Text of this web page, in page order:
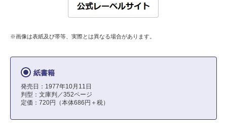
※画像は表紙及び帯等、実際とは異なる場合があります。
紙書籍
発売日：1977年10月11日
判型：文庫判／352ページ
定価：720円（本体686円＋税）